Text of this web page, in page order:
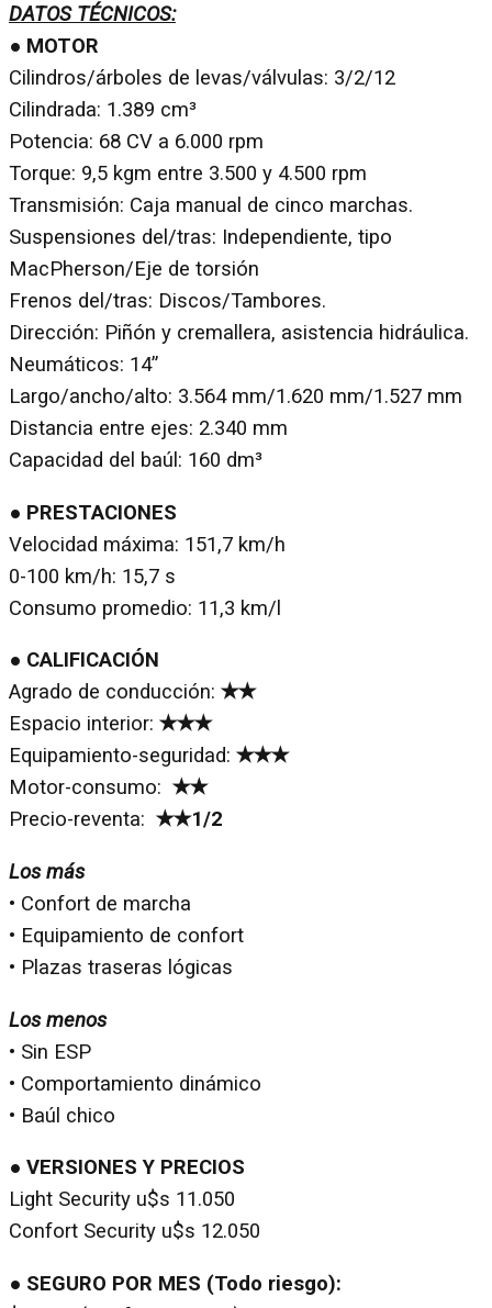
DATOS TÉCNICOS:
● MOTOR
Cilindros/árboles de levas/válvulas: 3/2/12
Cilindrada: 1.389 cm³
Potencia: 68 CV a 6.000 rpm
Torque: 9,5 kgm entre 3.500 y 4.500 rpm
Transmisión: Caja manual de cinco marchas.
Suspensiones del/tras: Independiente, tipo
MacPherson/Eje de torsión
Frenos del/tras: Discos/Tambores.
Dirección: Piñón y cremallera, asistencia hidráulica.
Neumáticos: 14”
Largo/ancho/alto: 3.564 mm/1.620 mm/1.527 mm
Distancia entre ejes: 2.340 mm
Capacidad del baúl: 160 dm³
● PRESTACIONES
Velocidad máxima: 151,7 km/h
0-100 km/h: 15,7 s
Consumo promedio: 11,3 km/l
● CALIFICACIÓN
Agrado de conducción: ✭✭
Espacio interior: ✭✭✭
Equipamiento-seguridad: ✭✭✭
Motor-consumo: ✭✭
Precio-reventa: ✭✭1/2
Los más
• Confort de marcha
• Equipamiento de confort
• Plazas traseras lógicas
Los menos
• Sin ESP
• Comportamiento dinámico
• Baúl chico
● VERSIONES Y PRECIOS
Light Security u$s 11.050
Confort Security u$s 12.050
● SEGURO POR MES (Todo riesgo):